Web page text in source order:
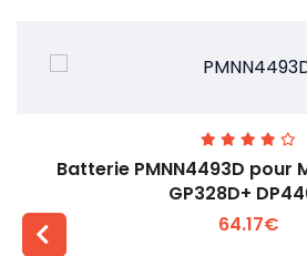
Batterie PMNN4493D pour
GP328D+
64.17€